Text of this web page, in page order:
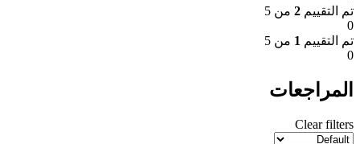
تم التقييم 2 من 5
0
تم التقييم 1 من 5
0
المراجعات
Clear filters